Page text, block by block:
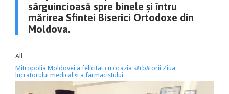
sârguincioasă spre binele și întru
mărirea Sfintei Biserici Ortodoxe din
Moldova.
All
Mitropolia Moldovei a felicitat cu ocazia sărbătorii Ziua
lucratorului medical și a farmacistului